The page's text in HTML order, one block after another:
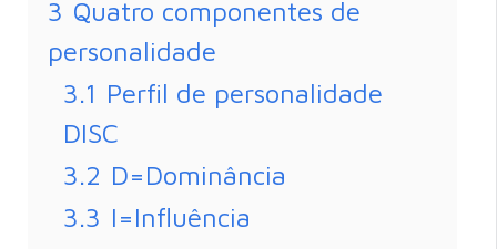
3 Quatro componentes de
personalidade
3.1 Perfil de personalidade
DISC
3.2 D=Dominância
3.3 I=Influência